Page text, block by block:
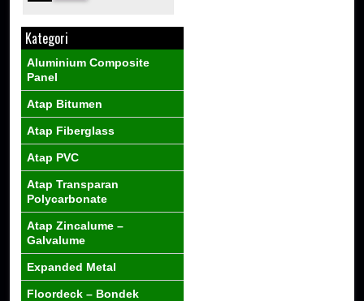
Kategori
Aluminium Composite
Panel
Atap Bitumen
Atap Fiberglass
Atap PVC
Atap Transparan
Polycarbonate
Atap Zincalume –
Galvalume
Expanded Metal
Floordeck – Bondek